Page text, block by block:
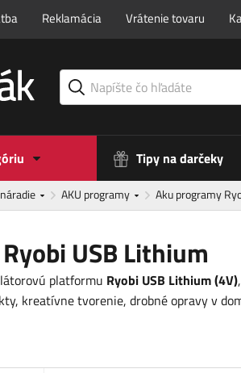
Reklamácia Vrátenie tovaru
Tipy na darčeky
AKU programy Aku programy
USB Lithium
platformu Ryobi USB Lithium (4V)
kreatívne tvorenie, drobné opravy v